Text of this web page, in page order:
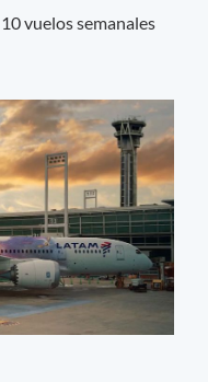
vuelos semanales